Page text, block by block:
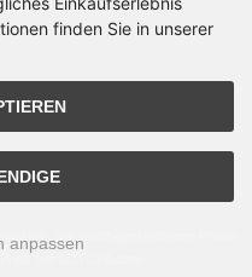
finden Sie in unserer
anpassen